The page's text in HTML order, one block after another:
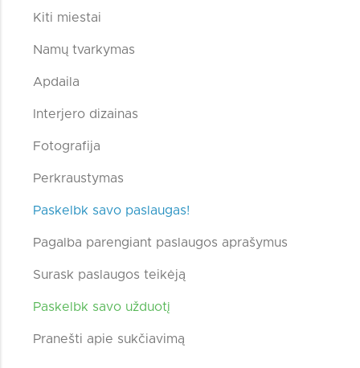
Kiti miestai
Namų tvarkymas
Apdaila
Interjero dizainas
Fotografija
Perkraustymas
Paskelbk savo paslaugas!
Pagalba parengiant paslaugos aprašymus
Surask paslaugos teikėją
Paskelbk savo užduotį
Pranešti apie sukčiavimą